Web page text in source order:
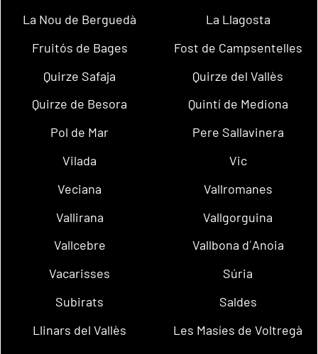
La Nou de Berguedà
La Llagosta
Fruitós de Bages
Fost de Campsentelles
Quirze Safaja
Quirze del Vallès
Quirze de Besora
Quintí de Mediona
Pol de Mar
Pere Sallavinera
Vilada
Vic
Veciana
Vallromanes
Vallirana
Vallgorguina
Vallcebre
Vallbona d´Anoia
Vacarisses
Súria
Subirats
Saldes
Llinars del Vallès
Les Masíes de Voltregà